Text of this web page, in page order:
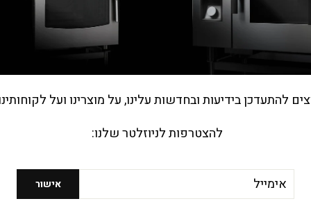
הוספה להצעת מחיר הוספה להצעת מחיר
להתעדכן בידיעות ובחדשות עלינו, על מוצרינו ועל
להצטרפות לניוזלטר שלנו:
אישור